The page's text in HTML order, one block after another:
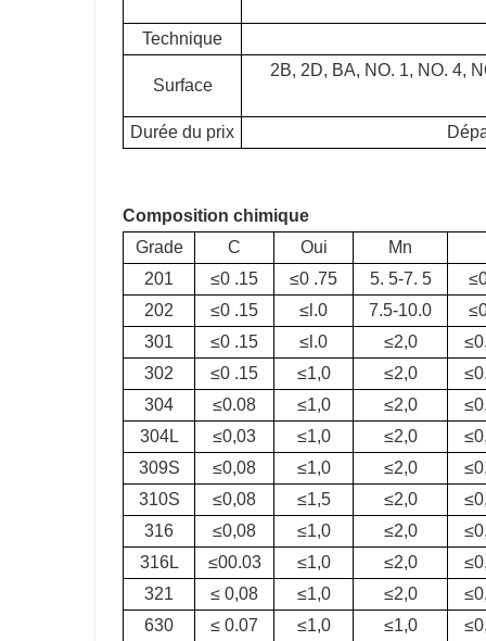
Technique
Surface
2B, 2D, BA, NO. 1, NO. 4,
Durée du prix
Composition chimique
Grade
C Oui Mn
201
≤0 .15 ≤0 .75 5. 5-7. 5
202
≤0 .15 ≤l.0 7.5-10.0
301
≤0 .15 ≤l.0 ≤2,0
302
≤0 .15 ≤1,0 ≤2,0
304
≤0.08 ≤1,0 ≤2,0
304L
≤0,03 ≤1,0 ≤2,0
309S
≤0,08 ≤1,0 ≤2,0
310S
≤0,08 ≤1,5 ≤2,0
316
≤0,08 ≤1,0 ≤2,0
316L
≤00.03 ≤1,0 ≤2,0
321
≤ 0,08 ≤1,0 ≤2,0
630
≤ 0.07 ≤1,0 ≤1,0